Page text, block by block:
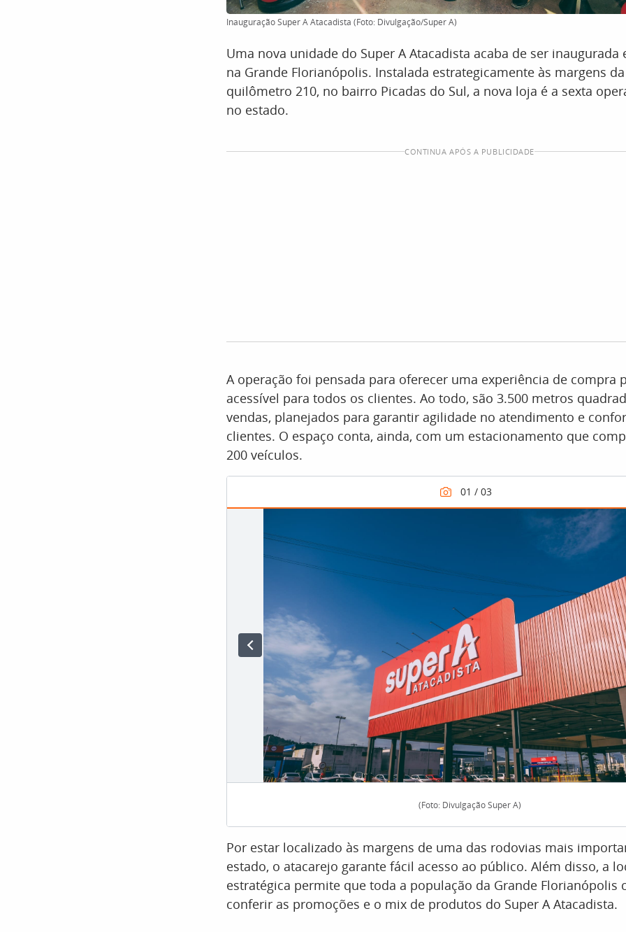
Inauguração Super A Atacadista (Foto: Divulgação/Super A)
Uma nova unidade do Super A Atacadista acaba de ser inaugurada
na Grande Florianópolis. Instalada estrategicamente às margens da
quilômetro 210, no bairro Picadas do Sul, a nova loja é a sexta
no estado.
CONTINUA APÓS A PUBLICIDADE
A operação foi pensada para oferecer uma experiência de compra
acessível para todos os clientes. Ao todo, são 3.500 metros
vendas, planejados para garantir agilidade no atendimento e
clientes. O espaço conta, ainda, com um estacionamento que
200 veículos.
(Foto: Divulgação Super A)
Por estar localizado às margens de uma das rodovias mais
estado, o atacarejo garante fácil acesso ao público. Além disso, a
estratégica permite que toda a população da Grande Florianópolis
conferir as promoções e o mix de produtos do Super A Atacadista.